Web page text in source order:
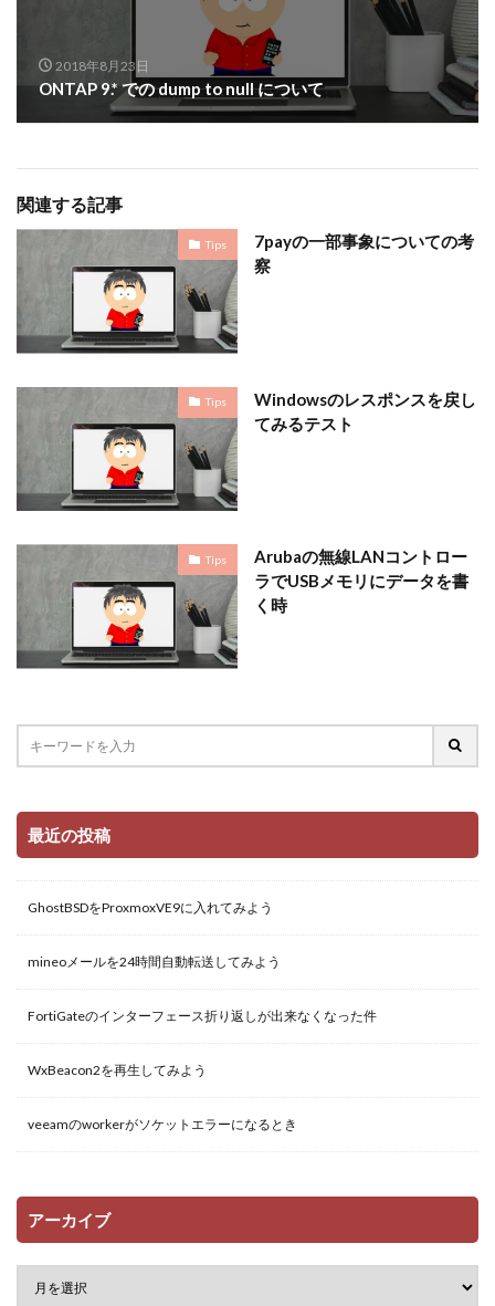
2018年8月23日
ONTAP 9.* での dump to null について
関連する記事
Tips
7payの一部事象についての考
察
Tips
Windowsのレスポンスを戻し
てみるテスト
Tips
Arubaの無線LANコントロー
ラでUSBメモリにデータを書
く時
最近の投稿
GhostBSDをProxmoxVE9に入れてみよう
mineoメールを24時間自動転送してみよう
FortiGateのインターフェース折り返しが出来なくなった件
WxBeacon2を再生してみよう
veeamのworkerがソケットエラーになるとき
アーカイブ